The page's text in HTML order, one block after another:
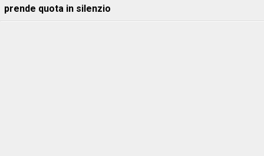
prende quota in silenzio